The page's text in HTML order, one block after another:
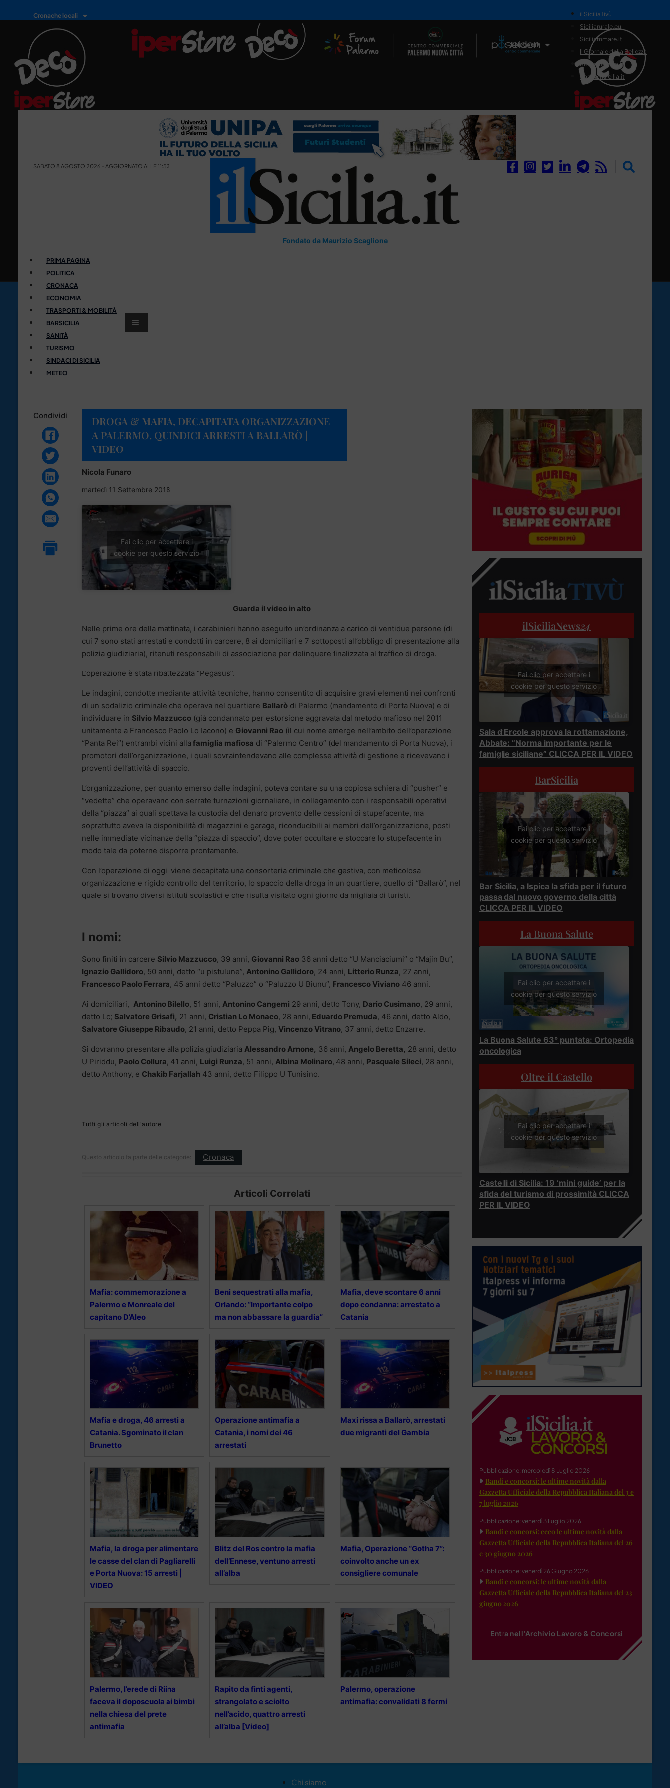
Cronache locali
Il Network
il SiciliaTivù
Siciliarurale.eu
Siciliammare.it
Il Giornale della Bellezza
Siciliamedica.it
Sanitainsicilia.it
SABATO 8 AGOSTO 2026 - AGGIORNATO ALLE 11:53
Fondato da Maurizio Scaglione
PRIMA PAGINA
POLITICA
CRONACA
ECONOMIA
TRASPORTI & MOBILITÀ
BARSICILIA
SANITÀ
TURISMO
SINDACI DI SICILIA
METEO
Condividi
DROGA & MAFIA, DECAPITATA ORGANIZZAZIONE
A PALERMO. QUINDICI ARRESTI A BALLARÒ |
VIDEO
Nicola Funaro
martedì 11 Settembre 2018
Fai clic per accettare i
cookie per questo servizio
Guarda il video in alto
Nelle prime ore della mattinata, i carabinieri hanno eseguito un’ordinanza a carico di ventidue persone (di
cui 7 sono stati arrestati e condotti in carcere, 8 ai domiciliari e 7 sottoposti all’obbligo di presentazione alla
polizia giudiziaria), ritenuti responsabili di associazione per delinquere finalizzata al traffico di droga.
L’operazione è stata ribattezzata “Pegasus”.
Le indagini, condotte mediante attività tecniche, hanno consentito di acquisire gravi elementi nei confronti
di un sodalizio criminale che operava nel quartiere Ballarò di Palermo (mandamento di Porta Nuova) e di
individuare in Silvio Mazzucco (già condannato per estorsione aggravata dal metodo mafioso nel 2011
unitamente a Francesco Paolo Lo Iacono) e Giovanni Rao (il cui nome emerge nell’ambito dell’operazione
“Panta Rei”) entrambi vicini alla famiglia mafiosa di “Palermo Centro” (del mandamento di Porta Nuova), i
promotori dell’organizzazione, i quali sovraintendevano alle complesse attività di gestione e ricevevano i
proventi dell’attività di spaccio.
L’organizzazione, per quanto emerso dalle indagini, poteva contare su una copiosa schiera di “pusher” e
“vedette” che operavano con serrate turnazioni giornaliere, in collegamento con i responsabili operativi
della “piazza” ai quali spettava la custodia del denaro provento delle cessioni di stupefacente, ma
soprattutto aveva la disponibilità di magazzini e garage, riconducibili ai membri dell’organizzazione, posti
nelle immediate vicinanze della “piazza di spaccio”, dove poter occultare e stoccare lo stupefacente in
modo tale da poterne disporre prontamente.
Con l’operazione di oggi, viene decapitata una consorteria criminale che gestiva, con meticolosa
organizzazione e rigido controllo del territorio, lo spaccio della droga in un quartiere, quello di “Ballarò”, nel
quale si trovano diversi istituti scolastici e che risulta visitato ogni giorno da migliaia di turisti.
I nomi:
Sono finiti in carcere Silvio Mazzucco, 39 anni, Giovanni Rao 36 anni detto “U Manciaciumi” o “Majin Bu”,
Ignazio Gallidoro, 50 anni, detto “u pistulune”, Antonino Gallidoro, 24 anni, Litterio Runza, 27 anni,
Francesco Paolo Ferrara, 45 anni detto “Paluzzo” o “Paluzzo U Biunu”, Francesco Viviano 46 anni.
Ai domiciliari, Antonino Bilello, 51 anni, Antonino Cangemi 29 anni, detto Tony, Dario Cusimano, 29 anni,
detto Lc; Salvatore Grisafi, 21 anni, Cristian Lo Monaco, 28 anni, Eduardo Premuda, 46 anni, detto Aldo,
Salvatore Giuseppe Ribaudo, 21 anni, detto Peppa Pig, Vincenzo Vitrano, 37 anni, detto Enzarre.
Si dovranno presentare alla polizia giudiziaria Alessandro Arnone, 36 anni, Angelo Beretta, 28 anni, detto
U Piriddu, Paolo Collura, 41 anni, Luigi Runza, 51 anni, Albina Molinaro, 48 anni, Pasquale Sileci, 28 anni,
detto Anthony, e Chakib Farjallah 43 anni, detto Filippo U Tunisino.
Tutti gli articoli dell'autore
Questo articolo fa parte delle categorie: Cronaca
Articoli Correlati
Mafia: commemorazione a
Palermo e Monreale del
capitano D’Aleo
Beni sequestrati alla mafia,
Orlando: “Importante colpo
ma non abbassare la guardia”
Mafia, deve scontare 6 anni
dopo condanna: arrestato a
Catania
Mafia e droga, 46 arresti a
Catania. Sgominato il clan
Brunetto
Operazione antimafia a
Catania, i nomi dei 46
arrestati
Maxi rissa a Ballarò, arrestati
due migranti del Gambia
Mafia, la droga per alimentare
le casse del clan di Pagliarelli
e Porta Nuova: 15 arresti |
VIDEO
Blitz del Ros contro la mafia
dell’Ennese, ventuno arresti
all’alba
Mafia, Operazione “Gotha 7”:
coinvolto anche un ex
consigliere comunale
Palermo, l’erede di Riina
faceva il doposcuola ai bimbi
nella chiesa del prete
antimafia
Rapito da finti agenti,
strangolato e sciolto
nell’acido, quattro arresti
all’alba [Video]
Palermo, operazione
antimafia: convalidati 8 fermi
ilSiciliaNews24
Fai clic per accettare i
cookie per questo servizio
Sala d’Ercole approva la rottamazione,
Abbate: “Norma importante per le
famiglie siciliane” CLICCA PER IL VIDEO
BarSicilia
Fai clic per accettare i
cookie per questo servizio
Bar Sicilia, a Ispica la sfida per il futuro
passa dal nuovo governo della città
CLICCA PER IL VIDEO
La Buona Salute
Fai clic per accettare i
cookie per questo servizio
La Buona Salute 63° puntata: Ortopedia
oncologica
Oltre il Castello
Fai clic per accettare i
cookie per questo servizio
Castelli di Sicilia: 19 ‘mini guide’ per la
sfida del turismo di prossimità CLICCA
PER IL VIDEO
Pubblicazione: mercoledì 8 Luglio 2026
Bandi e concorsi: le ultime novità dalla
Gazzetta Ufficiale della Repubblica Italiana del 3 e
7 luglio 2026
Pubblicazione: venerdì 3 Luglio 2026
Bandi e concorsi: ecco le ultime novità dalla
Gazzetta Ufficiale della Repubblica Italiana del 26
e 30 giugno 2026
Pubblicazione: venerdì 26 Giugno 2026
Bandi e concorsi: le ultime novità dalla
Gazzetta Ufficiale della Repubblica Italiana del 23
giugno 2026
Entra nell'Archivio Lavoro & Concorsi
Chi siamo